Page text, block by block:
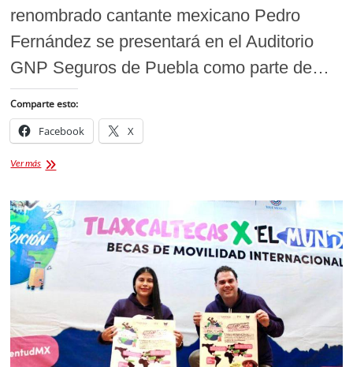
renombrado cantante mexicano Pedro
Fernández se presentará en el Auditorio
GNP Seguros de Puebla como parte de…
Comparte esto:
Facebook X
Ver másPedro
Puebla
enamora
en
febrero
con
su
Ave
Tour
2025